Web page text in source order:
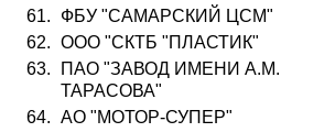
61.
ФБУ "САМАРСКИЙ ЦСМ"
62. ООО "СКТБ "ПЛАСТИК"
63.
ПАО "ЗАВОД ИМЕНИ А.М.
ТАРАСОВА"
64. АО "МОТОР-СУПЕР"